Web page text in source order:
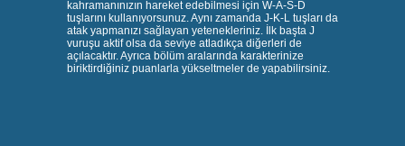
kahramanınızın hareket edebilmesi için W-A-S-D
tuşlarını kullanıyorsunuz. Aynı zamanda J-K-L tuşları da
atak yapmanızı sağlayan yetenekleriniz. İlk başta J
vuruşu aktif olsa da seviye atladıkça diğerleri de
açılacaktır. Ayrıca bölüm aralarında karakterinize
biriktirdiğiniz puanlarla yükseltmeler de yapabilirsiniz.